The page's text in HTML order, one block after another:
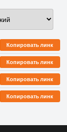
Копировать линк
Копировать линк
Копировать линк
Копировать линк